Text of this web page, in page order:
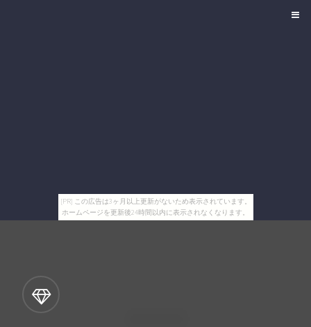
[PR] この広告は3ヶ月以上更新がないため表示されています。
ホームページを更新後24時間以内に表示されなくなります。